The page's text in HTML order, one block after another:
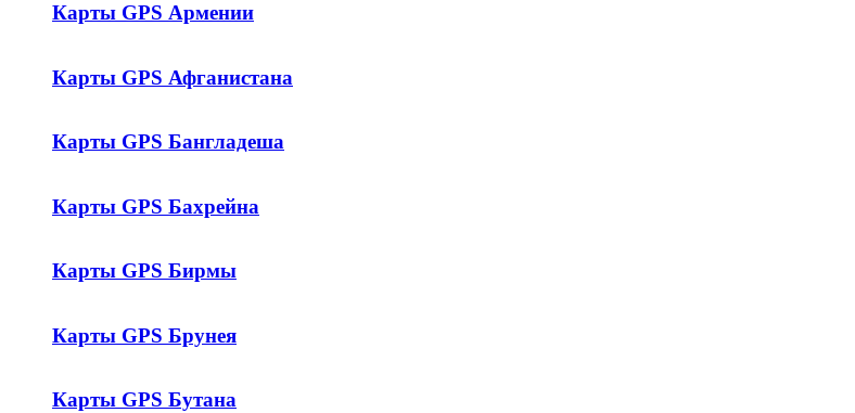
Карты GPS Армении
Карты GPS Афганистана
Карты GPS Бангладеша
Карты GPS Бахрейна
Карты GPS Бирмы
Карты GPS Брунея
Карты GPS Бутана